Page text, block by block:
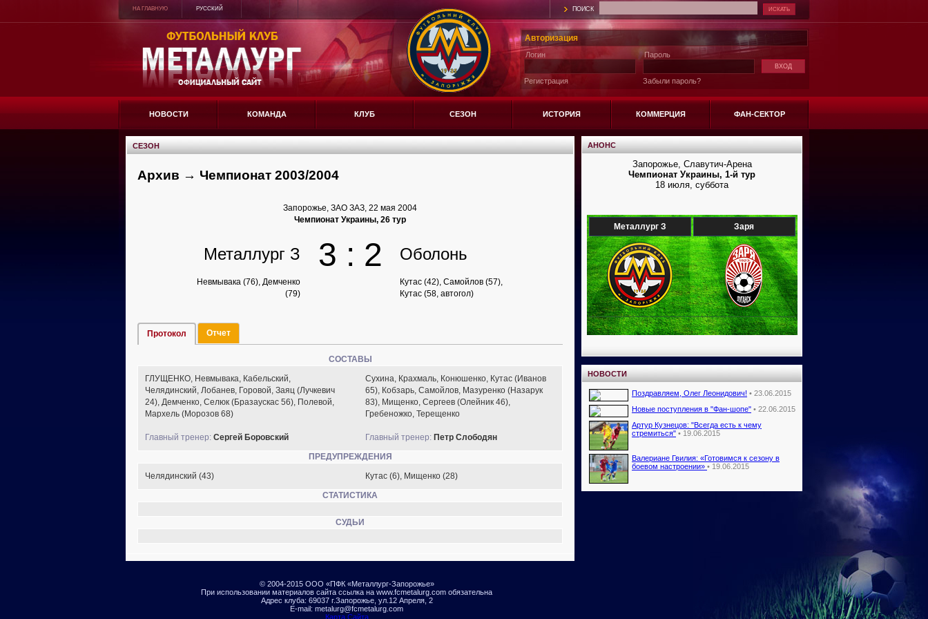
НА ГЛАВНУЮ РУССКИЙ ПОИСК
Авторизация
Логин
Регистрация
Пароль
Забыли пароль?
НОВОСТИ КОМАНДА КЛУБ СЕЗОН ИСТОРИЯ КОММЕРЦИЯ ФАН-СЕКТОР
СЕЗОН
Архив → Чемпионат 2003/2004
Запорожье, ЗАО ЗАЗ, 22 мая 2004
Чемпионат Украины, 26 тур
Металлург З 3 : 2 Оболонь
Невмывака (76), Демченко
(79)
Кутас (42), Самойлов (57),
Кутас (58, автогол)
Протокол Отчет
СОСТАВЫ
ГЛУЩЕНКО, Невмывака, Кабельский,
Челядинский, Лобанев, Горовой, Заяц (Лучкевич
24), Демченко, Селюк (Бразаускас 56), Полевой,
Мархель (Морозов 68)
Главный тренер: Сергей Боровский
Сухина, Крахмаль, Конюшенко, Кутас (Иванов
65), Кобзарь, Самойлов, Мазуренко (Назарук
83), Мищенко, Сергеев (Олейник 46),
Гребеножко, Терещенко
Главный тренер: Петр Слободян
ПРЕДУПРЕЖДЕНИЯ
Челядинский (43)
Кутас (6), Мищенко (28)
СТАТИСТИКА
СУДЬИ
АНОНС
Запорожье, Славутич-Арена
Чемпионат Украины, 1-й тур
18 июля, суббота
Металлург З Заря
НОВОСТИ
Поздравляем, Олег Леонидович! • 23.06.2015
Новые поступления в "Фан-шопе" • 22.06.2015
Артур Кузнецов: "Всегда есть к чему
стремиться" • 19.06.2015
Валериане Гвилия: «Готовимся к сезону в
боевом настроении» • 19.06.2015
© 2004-2015 ООО «ПФК «Металлург-Запорожье»
При использовании материалов сайта ссылка на www.fcmetalurg.com обязательна
Адрес клуба: 69037 г.Запорожье, ул.12 Апреля, 2
E-mail: metalurg@fcmetalurg.com
Карта Сайта